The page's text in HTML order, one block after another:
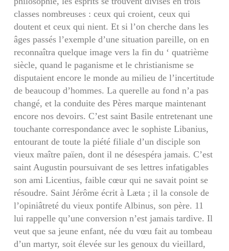
classes nombreuses : ceux qui croient, ceux qui
doutent et ceux qui nient. Et si l’on cherche dans les
âges passés l’exemple d’une situation pareille, on en
reconnaîtra quelque image vers la fin du ‘ quatrième
siècle, quand le paganisme et le chris­tianisme se
disputaient encore le monde au milieu de l’incertitude
de beaucoup d’hommes. La que­relle au fond n’a pas
changé, et la conduite des Pères marque maintenant
encore nos devoirs. C’est saint Basile entretenant une
touchante correspon­dance avec le sophiste Libanius,
entourant de toute la piété filiale d’un disciple son
vieux maître païen, dont il ne désespéra jamais. C’est
saint Augustin poursuivant de ses lettres infatigables
son ami Licentius, faible cœur qui ne savait point se
ré­soudre. Saint Jérôme écrit à Læta ; il la console de
l’opiniâtreté du vieux pontife Albinus, son père. 11
lui rappelle qu’une conversion n’est jamais tardive. Il
veut que sa jeune enfant, née du vœu fait au tom­beau
d’un martyr, soit élevée sur les genoux du vieillard,